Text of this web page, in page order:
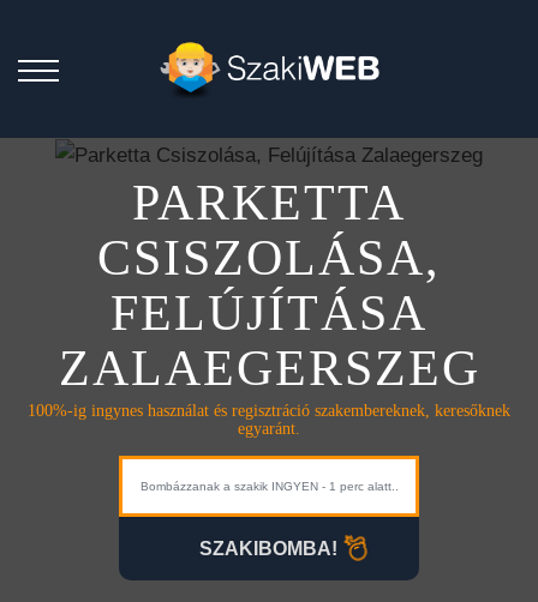
PARKETTA
CSISZOLÁSA,
FELÚJÍTÁSA
ZALAEGERSZEG
100%-ig ingynes használat és regisztráció szakembereknek, keresőknek
egyaránt.
SZAKIBOMBA!